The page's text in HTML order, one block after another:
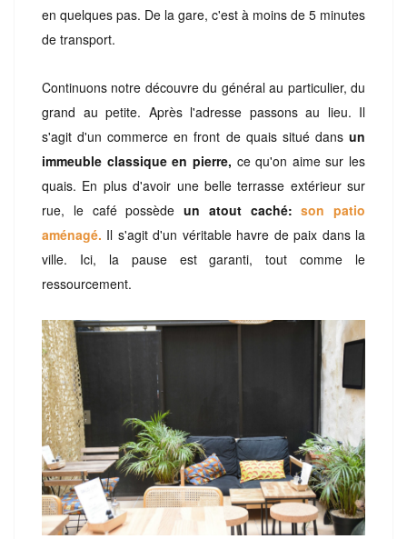
en quelques pas. De la gare, c'est à moins de 5 minutes
de transport.
Continuons notre découvre du général au particulier, du
grand au petite. Après l'adresse passons au lieu. Il
s'agit d'un commerce en front de quais situé dans un
immeuble classique en pierre, ce qu'on aime sur les
quais. En plus d'avoir une belle terrasse extérieur sur
rue, le café possède un atout caché:son patio
aménagé. Il s'agit d'un véritable havre de paix dans la
ville. Ici, la pause est garanti, tout comme le
ressourcement.